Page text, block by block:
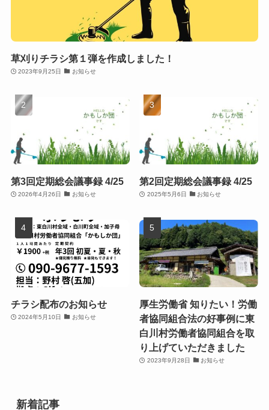
草刈りチラシ第１弾を作成しました！
2023年9月25日 お知らせ
第3回定期総会議事録 4/25
2026年4月26日 お知らせ
第2回定期総会議事録 4/25
2025年5月6日 お知らせ
チラシ配布のお知らせ
2024年5月10日 お知らせ
厚生労働省 知りたい！労働
者協同組合法の好事例に東
白川村労働者協同組合を取
り上げていただきました
2023年9月28日 お知らせ
新着記事